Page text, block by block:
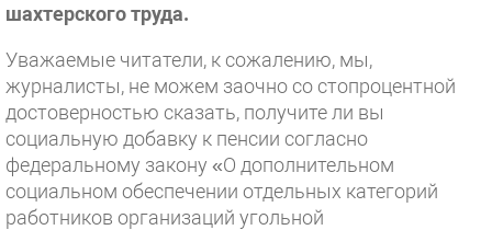
шахтерского труда.
Уважаемые читатели, к сожалению, мы,
журналисты, не можем заочно со стопроцентной
достоверностью сказать, получите ли вы
социальную добавку к пенсии согласно
федеральному закону «О дополнительном
социальном обеспечении отдельных категорий
работников организаций угольной